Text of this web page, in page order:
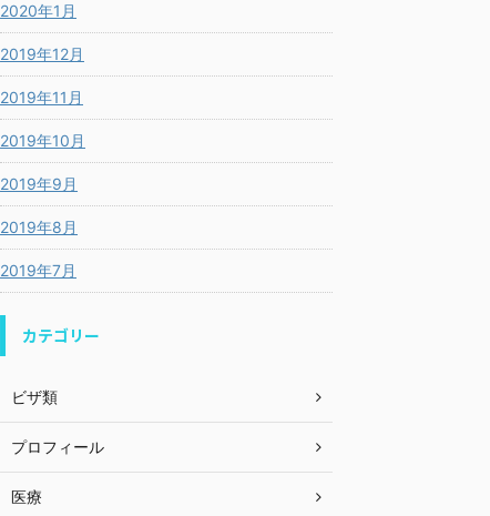
2020年1月
2019年12月
2019年11月
2019年10月
2019年9月
2019年8月
2019年7月
カテゴリー
ビザ類
プロフィール
医療